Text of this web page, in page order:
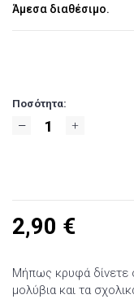
Άμεσα διαθέσιμο.
Ποσότητα:
2,90 €
Μήπως κρυφά δίνετε
μολύβια και τα